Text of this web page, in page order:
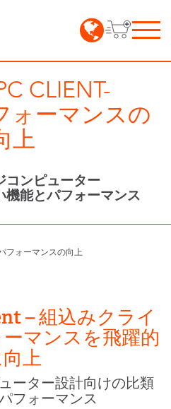
CLIENT-
ォーマンスの
上
コンピューター
機能とパフォーマンス
フォーマンスの向上
– 組込みクライ
マンスを飛躍的
上
ーター設計向けの比類
フォーマンス